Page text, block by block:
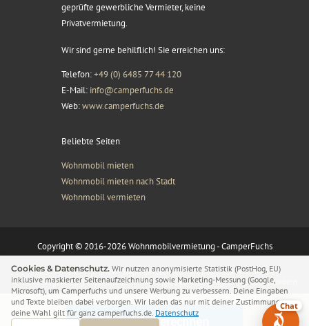
Cookies & Datenschutz. Wir nutzen anonymisierte Statistik (PostHog, EU)
inklusive maskierter Seitenaufzeichnung sowie Marketing-Messung (Google,
Microsoft), um Camperfuchs und unsere Werbung zu verbessern. Deine Eingaben
und Texte bleiben dabei verborgen. Wir laden das nur mit deiner Zustimmung –
deine Wahl gilt für ganz camperfuchs.de. Datenschutz
Mietpreis berechnen
geprüfte gewerbliche Vermieter, keine
Privatvermietung.
Wir sind gerne behilflich! Sie erreichen uns:
Telefon:+49 (0) 6485 77 44 120
E-Mail: info@camperfuchs.de
Web:www.camperfuchs.de
Beliebte Seiten
Wohnmobil mieten
Wohnmobil mieten nach Stadt
Wohnmobil vermieten
Copyright © 2016-2026 Wohnmobilvermietung - CamperFuchs
ImpressumAGB’sVermieter LoginKontaktDatenschutzZusatzversicherung
Versicherungsvertrag widerrufenSitemapJunge GebrauchtwagenAngebot anfordern
SammelanfrageGeschenkgutscheine
Chat